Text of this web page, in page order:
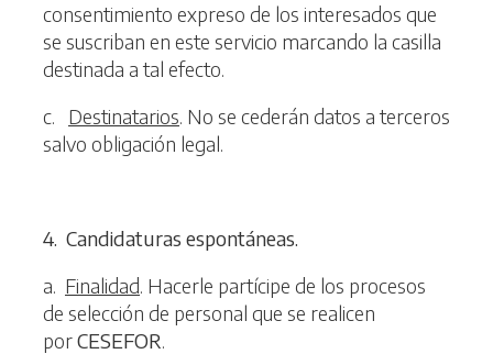
consentimiento expreso de los interesados que
se suscriban en este servicio marcando la casilla
destinada a tal efecto.
c. Destinatarios. No se cederán datos a terceros
salvo obligación legal.
4. Candidaturas espontáneas.
a. Finalidad. Hacerle partícipe de los procesos
de selección de personal que se realicen
porCESEFOR.